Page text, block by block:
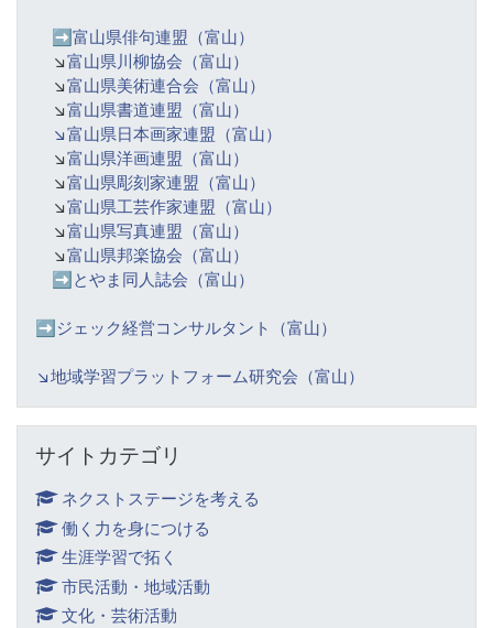
➡️ 富山県俳句連盟（富山）
↘️富山県川柳協会（富山）
↘️富山県美術連合会（富山）
↘️富山県書道連盟（富山）
↘️富山県日本画家連盟（富山）
↘️富山県洋画連盟（富山）
↘️富山県彫刻家連盟（富山）
↘️富山県工芸作家連盟（富山）
↘️富山県写真連盟（富山）
↘️富山県邦楽協会（富山）
➡️ とやま同人誌会（富山）
➡️ジェック経営コンサルタント（富山）
↘️地域学習プラットフォーム研究会（富山）
サイトカテゴリ
ネクストステージを考える
働く力を身につける
生涯学習で拓く
市民活動・地域活動
文化・芸術活動